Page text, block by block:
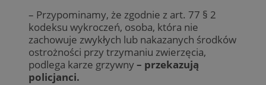
– Przypominamy, że zgodnie z art. 77 § 2
kodeksu wykroczeń, osoba, która nie
zachowuje zwykłych lub nakazanych środków
ostrożności przy trzymaniu zwierzęcia,
podlega karze grzywny– przekazują
policjanci.